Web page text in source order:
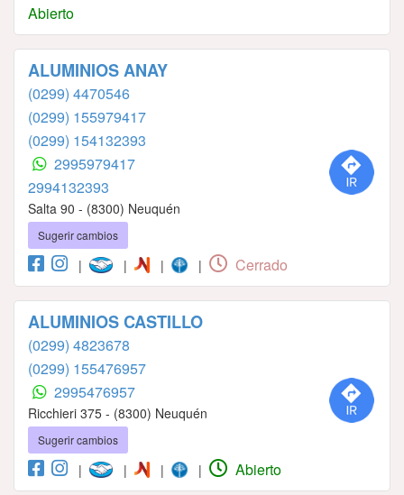
Abierto
ALUMINIOS ANAY
(0299) 4470546
(0299) 155979417
(0299) 154132393
2995979417
2994132393
Salta 90 - (8300) Neuquén
Sugerir cambios
| | | | Cerrado
ALUMINIOS CASTILLO
(0299) 4823678
(0299) 155476957
2995476957
Ricchieri 375 - (8300) Neuquén
Sugerir cambios
| | | | Abierto